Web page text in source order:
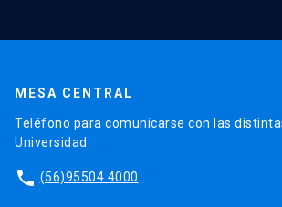
MESA CENTRAL
Teléfono para comunicarse con las
Universidad.
phone (56)95504 4000